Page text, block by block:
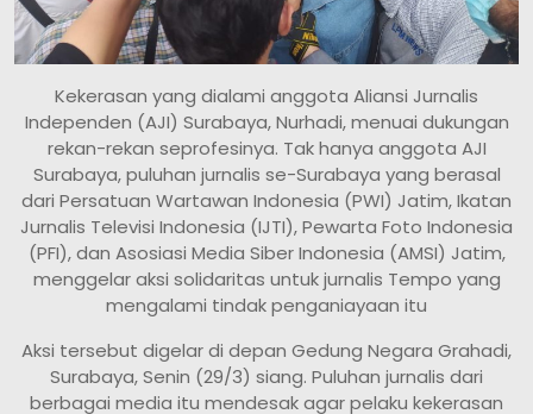
Kekerasan yang dialami anggota Aliansi Jurnalis
Independen (AJI) Surabaya, Nurhadi, menuai dukungan
rekan-rekan seprofesinya. Tak hanya anggota AJI
Surabaya, puluhan jurnalis se-Surabaya yang berasal
dari Persatuan Wartawan Indonesia (PWI) Jatim, Ikatan
Jurnalis Televisi Indonesia (IJTI), Pewarta Foto Indonesia
(PFI), dan Asosiasi Media Siber Indonesia (AMSI) Jatim,
menggelar aksi solidaritas untuk jurnalis Tempo yang
mengalami tindak penganiayaan itu
Aksi tersebut digelar di depan Gedung Negara Grahadi,
Surabaya, Senin (29/3) siang. Puluhan jurnalis dari
berbagai media itu mendesak agar pelaku kekerasan